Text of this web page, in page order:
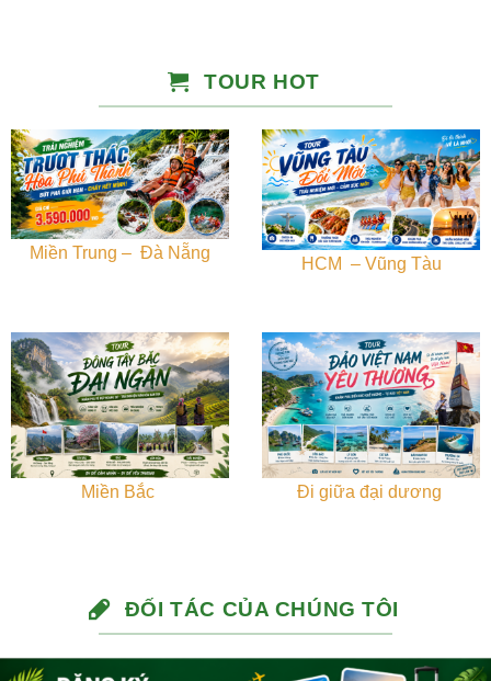
TOUR HOT
Miền Trung – Đà Nẵng
HCM – Vũng Tàu
Miền Bắc Đi giữa đại dương
ĐỐI TÁC CỦA CHÚNG TÔI